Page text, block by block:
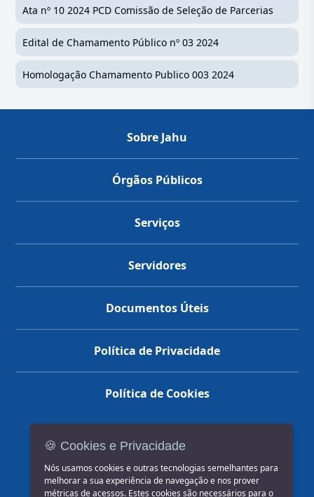
Ata nº 10 2024 PCD Comissão de Seleção de Parcerias
Edital de Chamamento Público nº 03 2024
Homologação Chamamento Publico 003 2024
Sobre Jahu
Órgãos Públicos
Serviços
Servidores
Documentos Úteis
Política de Privacidade
Política de Cookies
🍪 Cookies e Privacidade
Nós usamos cookies e outras tecnologias semelhantes para
melhorar a sua experiência de navegação e nos prover
métricas de acessos. Estes cookies são necessários para o